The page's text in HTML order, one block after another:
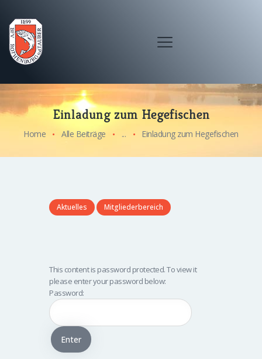
Einladung zum Hegefischen
Home Alle Beiträge ... Einladung zum Hegefischen
Aktuelles Mitgliederbereich
This content is password protected. To view it
please enter your password below:
Password: